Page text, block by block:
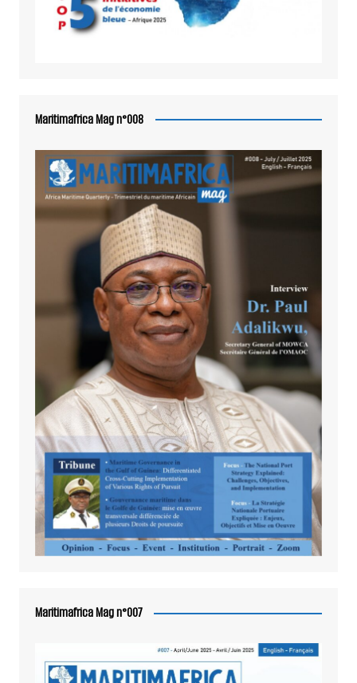
Maritimafrica Mag n°008
Maritimafrica Mag n°007